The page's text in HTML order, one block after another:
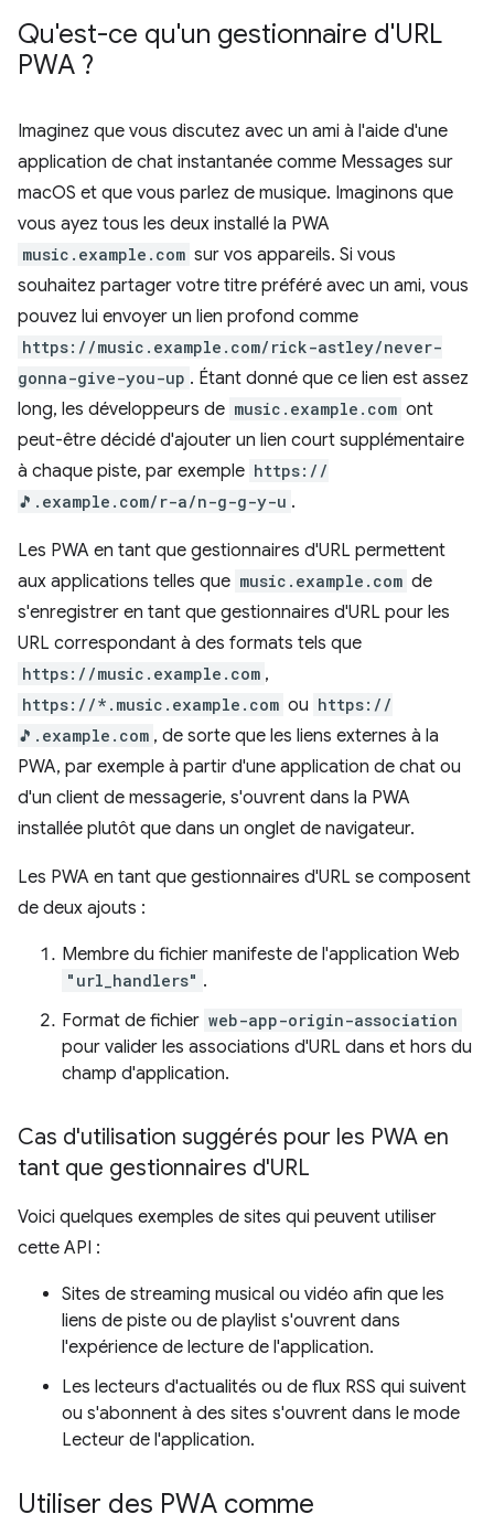
Qu'est-ce qu'un gestionnaire d'URL
PWA ?
Imaginez que vous discutez avec un ami à l'aide d'une
application de chat instantanée comme Messages sur
macOS et que vous parlez de musique. Imaginons que
vous ayez tous les deux installé la PWA
music.example.com sur vos appareils. Si vous
souhaitez partager votre titre préféré avec un ami, vous
pouvez lui envoyer un lien profond comme
https://music.example.com/rick-astley/never-
gonna-give-you-up . Étant donné que ce lien est assez
long, les développeurs de music.example.com ont
peut-être décidé d'ajouter un lien court supplémentaire
à chaque piste, par exemple https://
🎵.example.com/r-a/n-g-g-y-u .
Les PWA en tant que gestionnaires d'URL permettent
aux applications telles que music.example.com de
s'enregistrer en tant que gestionnaires d'URL pour les
URL correspondant à des formats tels que
https://music.example.com ,
https://*.music.example.com ou https://
🎵.example.com , de sorte que les liens externes à la
PWA, par exemple à partir d'une application de chat ou
d'un client de messagerie, s'ouvrent dans la PWA
installée plutôt que dans un onglet de navigateur.
Les PWA en tant que gestionnaires d'URL se composent
de deux ajouts :
Membre du fichier manifeste de l'application Web
"url_handlers" .
Format de fichier web-app-origin-association
pour valider les associations d'URL dans et hors du
champ d'application.
Cas d'utilisation suggérés pour les PWA en
tant que gestionnaires d'URL
Voici quelques exemples de sites qui peuvent utiliser
cette API :
Sites de streaming musical ou vidéo afin que les
liens de piste ou de playlist s'ouvrent dans
l'expérience de lecture de l'application.
Les lecteurs d'actualités ou de flux RSS qui suivent
ou s'abonnent à des sites s'ouvrent dans le mode
Lecteur de l'application.
Utiliser des PWA comme